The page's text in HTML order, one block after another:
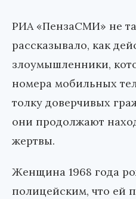
РИА «ПензаСМИ» не
рассказывало, как
злоумышленники,
номера мобильных
толку доверчивых
они продолжают
жертвы.
Женщина 1968 года
полицейским, что ей